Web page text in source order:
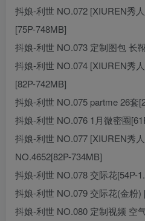
抖娘-利世 NO.072 [XIUREN秀
[75P-748MB]
抖娘-利世 NO.073 定制图包 长
抖娘-利世 NO.074 [XIUREN秀
[82P-742MB]
抖娘-利世 NO.075 partme 26套
抖娘-利世 NO.076 1月微密圈
抖娘-利世 NO.077 [XIUREN秀
NO.4652[82P-734MB]
抖娘-利世 NO.078 交际花[54P-
抖娘-利世 NO.079 交际花(金粉)
抖娘-利世 NO.080 定制视频 空